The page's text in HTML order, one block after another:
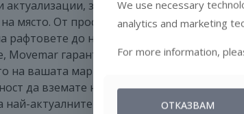
актуализации, за да сте винаги
място. От проследяване на
рафтовете до наблюдение на
Movemar гарантира, че сте свързани с
на вашата марка във всички локации,
да вземате навременни и
актуалните данни.
We use necessary
analytics and marketing
For more information,
ОТКАЗВАМ